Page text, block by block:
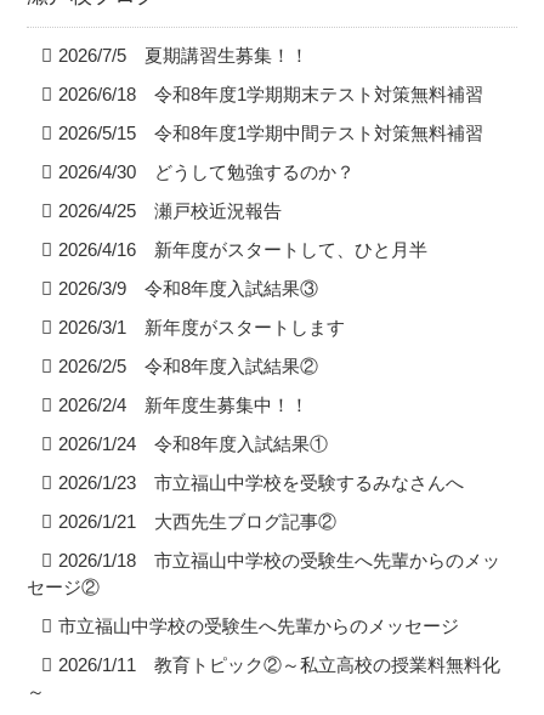
2026/7/5 夏期講習生募集！！
2026/6/18 令和8年度1学期期末テスト対策無料補習
2026/5/15 令和8年度1学期中間テスト対策無料補習
2026/4/30 どうして勉強するのか？
2026/4/25 瀬戸校近況報告
2026/4/16 新年度がスタートして、ひと月半
2026/3/9 令和8年度入試結果③
2026/3/1 新年度がスタートします
2026/2/5 令和8年度入試結果②
2026/2/4 新年度生募集中！！
2026/1/24 令和8年度入試結果①
2026/1/23 市立福山中学校を受験するみなさんへ
2026/1/21 大西先生ブログ記事②
2026/1/18 市立福山中学校の受験生へ先輩からのメッ
セージ②
市立福山中学校の受験生へ先輩からのメッセージ
2026/1/11 教育トピック②～私立高校の授業料無料化
～